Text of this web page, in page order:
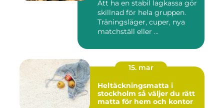
Att ha en stabil lagkassa gör
skillnad för hela gruppen.
Träningsläger, cuper, nya
matchställ eller ...
15. mar
Heltäckningsmatta i
stockholm så väljer du rätt
matta för hem och kontor